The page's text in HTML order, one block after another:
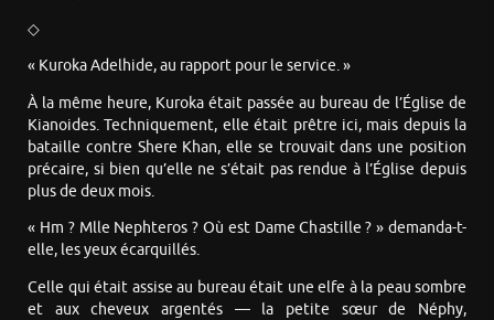
◇
« Kuroka Adelhide, au rapport pour le service. »
À la même heure, Kuroka était passée au bureau de l’Église de
Kianoides. Techniquement, elle était prêtre ici, mais depuis la
bataille contre Shere Khan, elle se trouvait dans une position
précaire, si bien qu’elle ne s’était pas rendue à l’Église depuis
plus de deux mois.
« Hm ? Mlle Nephteros ? Où est Dame Chastille ? » demanda-t-
elle, les yeux écarquillés.
Celle qui était assise au bureau était une elfe à la peau sombre
et aux cheveux argentés — la petite sœur de Néphy,